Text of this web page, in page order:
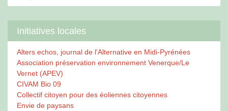
Initiatives locales
Alters echos, journal de l'Alternative en Midi-Pyrénées
Association préservation environnement Venerque/Le
Vernet (APEV)
CIVAM Bio 09
Collectif citoyen pour des éoliennes citoyennes
Envie de paysans